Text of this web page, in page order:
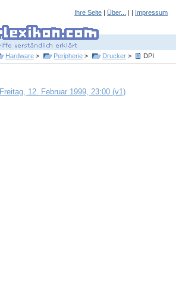
Ihre Seite | Über... | | Impressum
Hardware > Peripherie > Drucker > DPI
Freitag, 12. Februar 1999, 23:00 (v1)